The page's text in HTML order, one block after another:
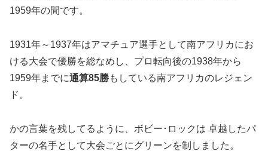
1959年の間です。
1931年～1937年はアマチュア選手として南アフリカにお
ける大会で優勝を総なめし、プロ転向後の1938年から
1959年までに通算85勝もしている南アフリカのレジェン
ド。
かの言葉を残してるように、ボビー･ロックは 卓越したパ
ターの名手として大会ごとにグリーンを制しました。